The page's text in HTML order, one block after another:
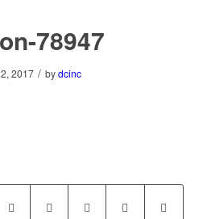
78947
2017 / bydcinc